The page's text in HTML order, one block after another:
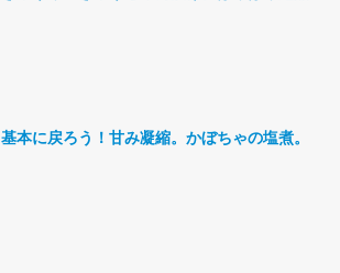
基本に戻ろう！甘み凝縮。かぼちゃの塩煮。